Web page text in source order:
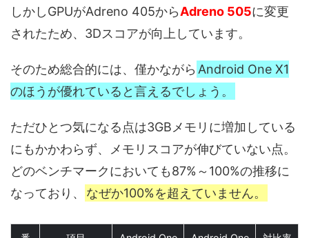
しかしGPUがAdreno 405からAdreno 505に変更
されたため、3Dスコアが向上しています。
そのため総合的には、僅かながら Android One X1
のほうが優れていると言えるでしょう。
ただひとつ気になる点は3GBメモリに増加している
にもかかわらず、メモリスコアが伸びていない点。
どのベンチマークにおいても87%～100%の推移に
なっており、
なぜか100%を超えていません。